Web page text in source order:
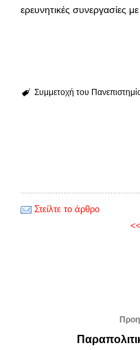
ερευνητικές συνεργασίες
Συμμετοχή του
Στείλτε το άρθρο